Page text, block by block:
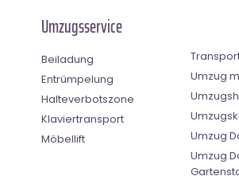
Umzugsservice
Beiladung
Entrümpelung
Halteverbotszone
Klaviertransport
Möbellift
Umzug
Umzug
Umzug